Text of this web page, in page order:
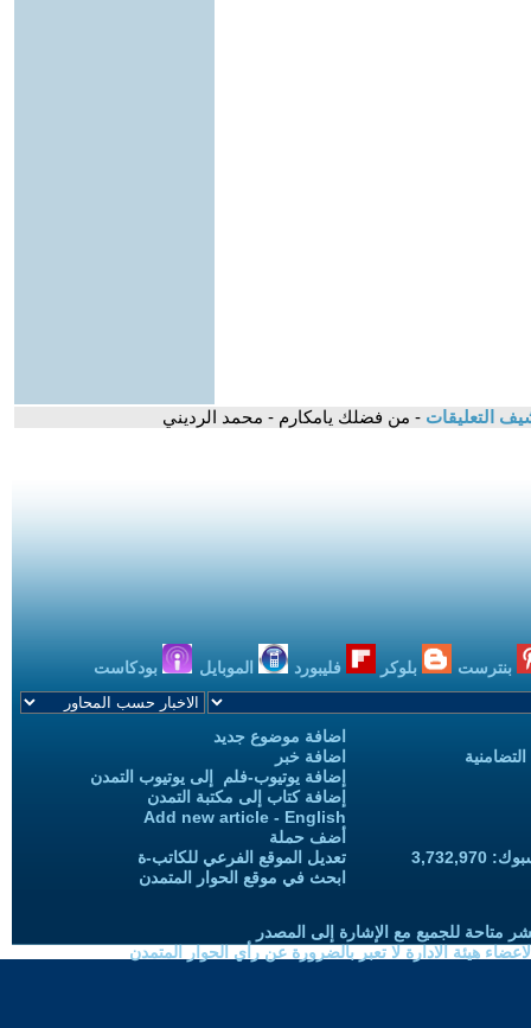
التعليقات - من فضلك يامكارم - محمد الرديني
بنترست بلوكر فليبورد الموبايل بودكاست
اضافة موضوع جديد
اضافة خبر
إضافة يوتيوب-فلم إلى يوتيوب التمدن
إضافة كتاب إلى مكتبة التمدن
Add new article - English
أضف حملة
تعديل الموقع الفرعي للكاتب-ة
ابحث في موقع الحوار المتمدن
متاحة للجميع مع الإشارة إلى المصدر
هيئة الادارة لا تعبر بالضرورة عن رأي الحوار المتمدن